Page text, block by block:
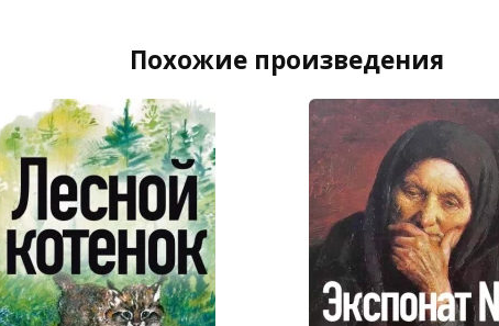
Похожие произведения